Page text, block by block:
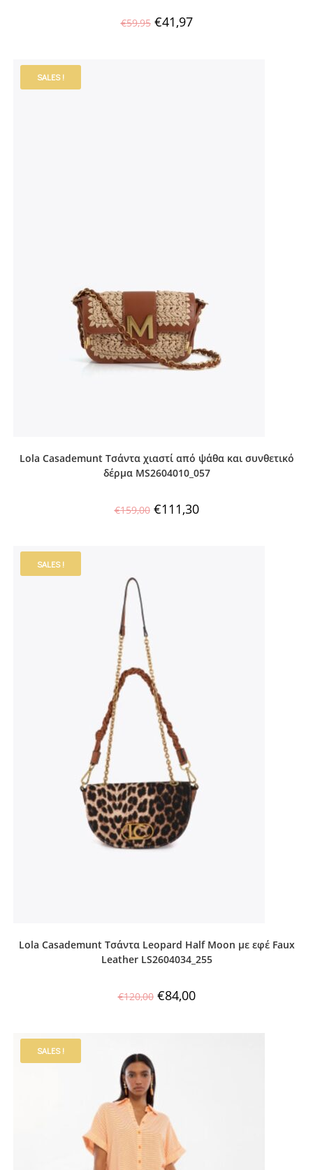
€59,95 €41,97
SALES !
Lola Casademunt Τσάντα χιαστί από ψάθα και συνθετικό
δέρμα MS2604010_057
€159,00 €111,30
SALES !
Lola Casademunt Τσάντα Leopard Half Moon με εφέ Faux
Leather LS2604034_255
€120,00 €84,00
SALES !